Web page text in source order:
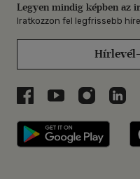
Legyen mindig képben az
Iratkozzon fel legfrissebb
Libri a Facebookon
Libri aLibri az
Libri